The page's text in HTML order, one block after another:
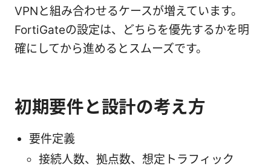
VPNと組み合わせるケースが増えています。
FortiGateの設定は、どちらを優先するかを明
確にしてから進めるとスムーズです。
初期要件と設計の考え方
要件定義
接続人数、拠点数、想定トラフィック